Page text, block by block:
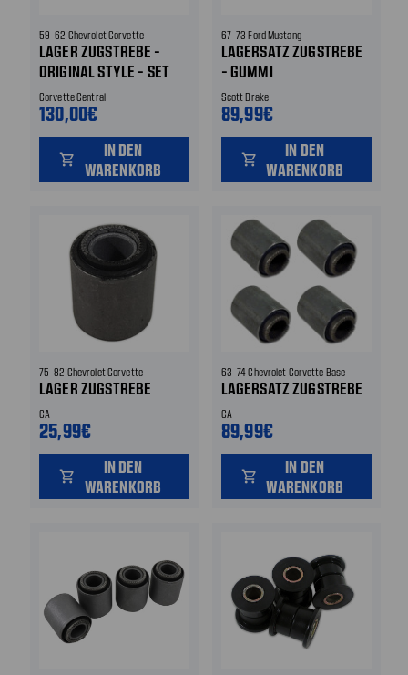
59-62 Chevrolet Corvette
LAGER ZUGSTREBE -
ORIGINAL STYLE - SET
Corvette Central
130,00€
shopping_cart
IN DEN
WARENKORB
67-73 Ford Mustang
LAGERSATZ ZUGSTREBE
- GUMMI
Scott Drake
89,99€
shopping_cart
IN DEN
WARENKORB
75-82 Chevrolet Corvette
LAGER ZUGSTREBE
CA
25,99€
shopping_cart
IN DEN
WARENKORB
63-74 Chevrolet Corvette Base
LAGERSATZ ZUGSTREBE
CA
89,99€
shopping_cart
IN DEN
WARENKORB